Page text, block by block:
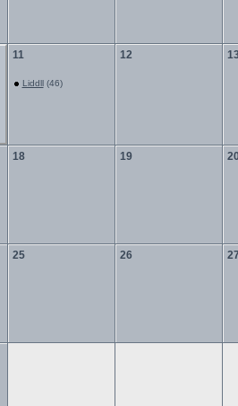
11
Liddll(46)
12
18 19
25 26